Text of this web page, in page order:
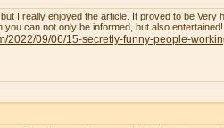
I really enjoyed the article. It proved to be Very
can not only be informed, but also entertained!
2022/09/06/15-secretly-funny-people-